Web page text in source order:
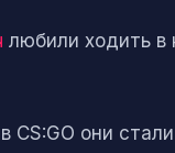
любили ходить в
CS:GO они